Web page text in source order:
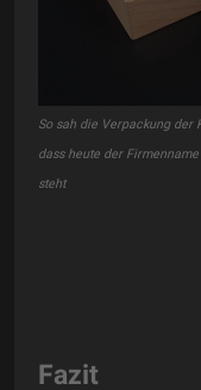
So sah die Verpackung der
dass heute der
steht
Fazit